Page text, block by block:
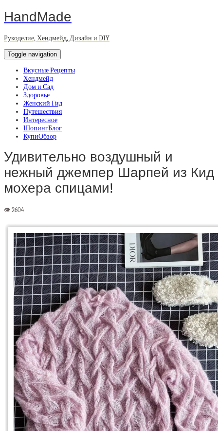
HandMade
Рукоделие, Хендмейд, Дизайн и DIY
Toggle navigation
Вкусные Рецепты
Хендмейд
Дом и Сад
Здоровье
Женский Гид
Путешествия
Интересное
ШопингБлог
КупиОбзор
Удивительно воздушный и
нежный джемпер Шарпей из Кид
мохера спицами!